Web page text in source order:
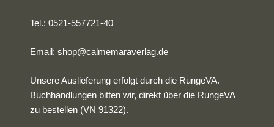
Tel.: 0521-557721-40
Email:shop@calmemaraverlag.de
Unsere Auslieferung erfolgt durch die RungeVA.
Buchhandlungen bitten wir, direkt über die RungeVA
zu bestellen (VN 91322).